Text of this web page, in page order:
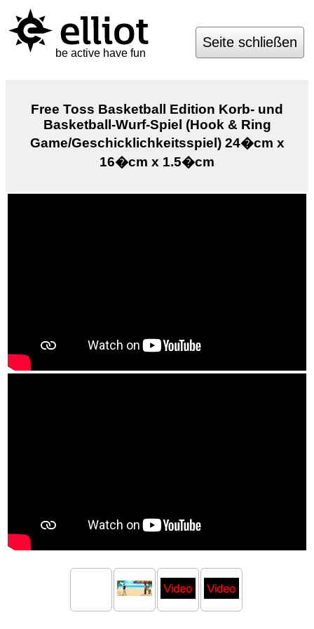
be active have fun
Seite schließen
Free Toss Basketball Edition Korb- und
Basketball-Wurf-Spiel (Hook & Ring
Game/Geschicklichkeitsspiel) 24�cm x
16�cm x 1.5�cm